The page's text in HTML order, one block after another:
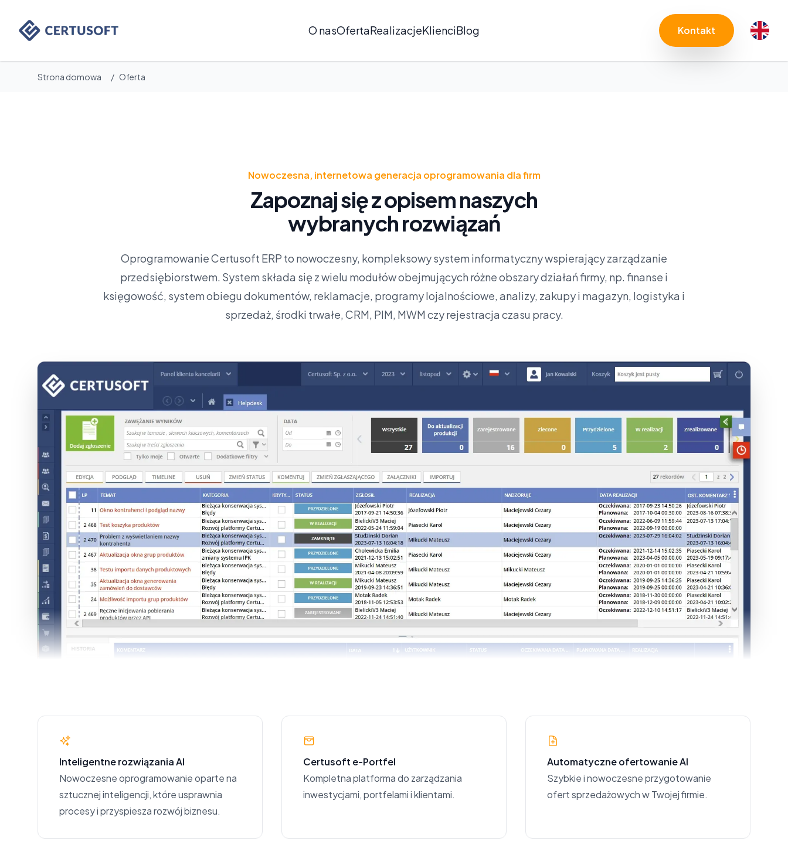
Certusoft
O nasOfertaRealizacjeKlienciBlog Kontakt
Strona domowa / Oferta
Nowoczesna, internetowa generacja oprogramowania dla firm
Zapoznaj się z opisem naszych
wybranych rozwiązań
Oprogramowanie Certusoft ERP to nowoczesny, kompleksowy system informatyczny wspierający zarządzanie
przedsiębiorstwem. System składa się z wielu modułów obejmujących różne obszary działań firmy, np. finanse i
księgowość, system obiegu dokumentów, reklamacje, programy lojalnościowe, analizy, zakupy i magazyn, logistyka i
sprzedaż, środki trwałe, CRM, PIM, MWM czy rejestracja czasu pracy.
Inteligentne rozwiązania AI
Nowoczesne oprogramowanie oparte na
sztucznej inteligencji, które usprawnia
procesy i przyspiesza rozwój biznesu.
Certusoft e-Portfel
Kompletna platforma do zarządzania
inwestycjami, portfelami i klientami.
Automatyczne ofertowanie AI
Szybkie i nowoczesne przygotowanie
ofert sprzedażowych w Twojej firmie.